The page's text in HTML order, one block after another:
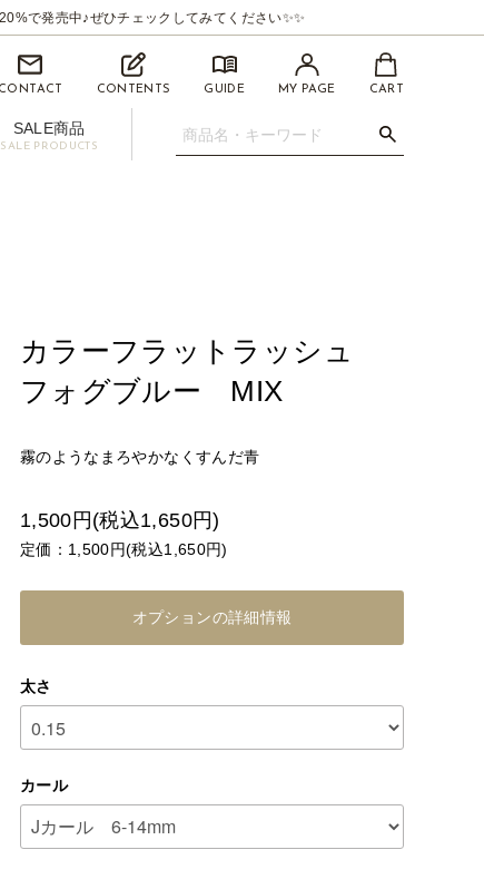
で発売中♪ぜひチェックしてみてください✨✨
CONTACT CONTENTS GUIDE MY PAGE CART
SALE商品
SALE PRODUCTS
カラーフラットラッシュ
フォグブルー MIX
霧のようなまろやかなくすんだ青
1,500円(税込1,650円)
定価：1,500円(税込1,650円)
オプションの詳細情報
太さ
カール